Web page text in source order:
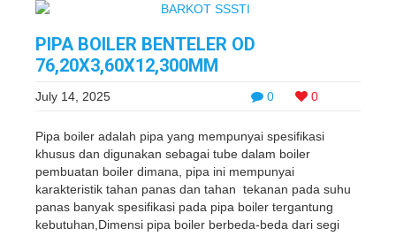
PIPA BOILER BENTELER OD
76,20X3,60X12,300MM
0 0
July 14, 2025
Pipa boiler adalah pipa yang mempunyai spesifikasi
khusus dan digunakan sebagai tube dalam boiler
pembuatan boiler dimana, pipa ini mempunyai
karakteristik tahan panas dan tahan tekanan pada suhu
panas banyak spesifikasi pada pipa boiler tergantung
kebutuhan,Dimensi pipa boiler berbeda-beda dari segi